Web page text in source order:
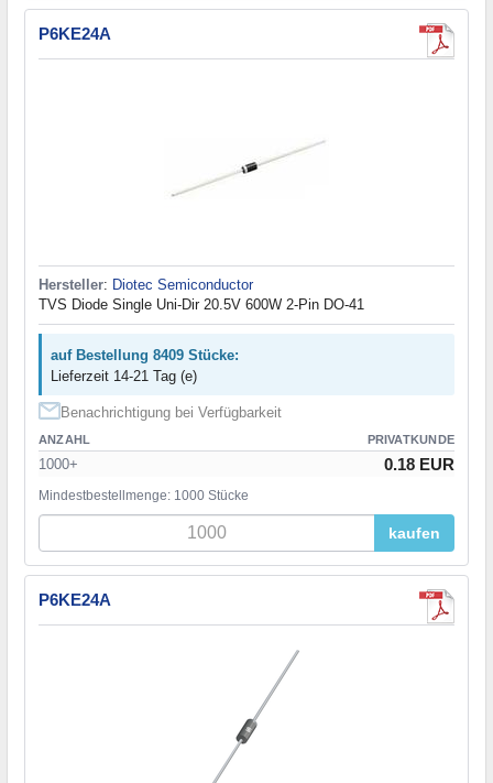
P6KE24A
Hersteller: Diotec Semiconductor
TVS Diode Single Uni-Dir 20.5V 600W 2-Pin DO-41
auf Bestellung 8409 Stücke:
Lieferzeit 14-21 Tag (e)
Benachrichtigung bei Verfügbarkeit
ANZAHL PRIVATKUNDE
1000+ 0.18 EUR
Mindestbestellmenge: 1000 Stücke
kaufen
P6KE24A